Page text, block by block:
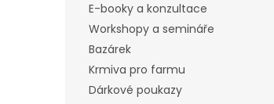
E-booky a konzultace
Workshopy a semináře
Bazárek
Krmiva pro farmu
Dárkové poukazy